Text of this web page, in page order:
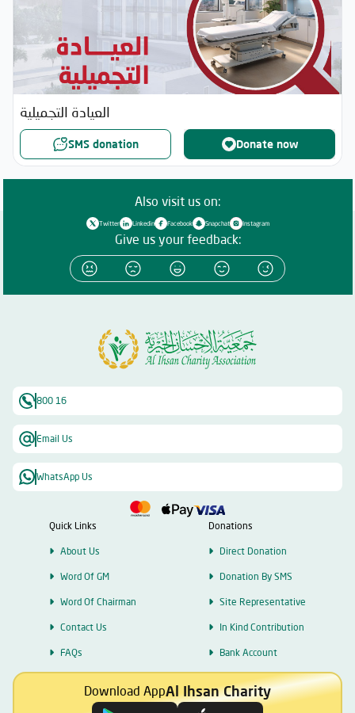
العيادة التجميلية
SMS donation Donate now
Also visit us on:
Twitter Linkedin Facebook Snapchat Instagram
Give us your feedback:
800 16
Email Us
WhatsApp Us
Quick Links
About Us
Word Of GM
Word Of Chairman
Contact Us
FAQs
Donations
Direct Donation
Donation By SMS
Site Representative
In Kind Contribution
Bank Account
Download AppAl Ihsan Charity